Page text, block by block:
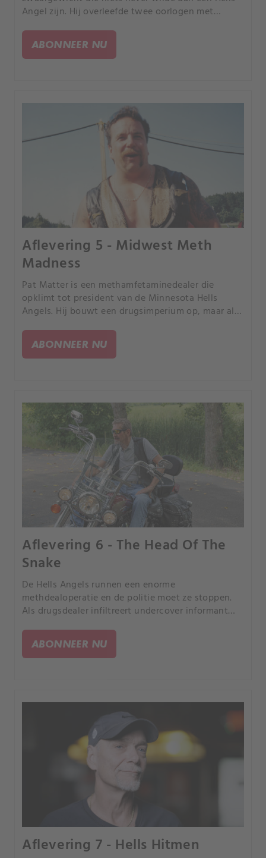
Angel zijn. Hij overleefde twee oorlogen met
worden, maar de Angels keerden zich tegen hem
en zijn familie.
ABONNEER NU
Aflevering 5 - Midwest Meth
Madness
Pat Matter is een methamfetaminedealer die
opklimt tot president van de Minnesota Hells
Angels. Hij bouwt een drugsimperium op, maar als
rivaliserende motorbende, wordt Pat opgepakt.
ABONNEER NU
Aflevering 6 - The Head Of The
Snake
De Hells Angels runnen een enorme
methdealoperatie en de politie moet ze stoppen.
Als drugsdealer infiltreert undercover informant
Sonny Barger en methkok Kenny Owens uit te
schakelen.
ABONNEER NU
Aflevering 7 - Hells Hitmen